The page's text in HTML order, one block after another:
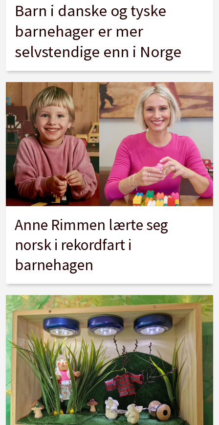
Barn i danske og tyske
barnehager er mer
selvstendige enn i Norge
Anne Rimmen lærte seg
norsk i rekordfart i
barnehagen